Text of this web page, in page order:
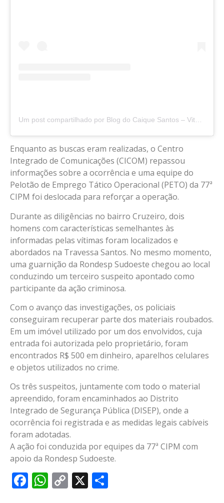
Enquanto as buscas eram realizadas, o Centro
Integrado de Comunicações (CICOM) repassou
informações sobre a ocorrência e uma equipe do
Pelotão de Emprego Tático Operacional (PETO) da 77ª
CIPM foi deslocada para reforçar a operação.
Durante as diligências no bairro Cruzeiro, dois
homens com características semelhantes às
informadas pelas vítimas foram localizados e
abordados na Travessa Santos. No mesmo momento,
uma guarnição da Rondesp Sudoeste chegou ao local
conduzindo um terceiro suspeito apontado como
participante da ação criminosa.
Com o avanço das investigações, os policiais
conseguiram recuperar parte dos materiais roubados.
Em um imóvel utilizado por um dos envolvidos, cuja
entrada foi autorizada pelo proprietário, foram
encontrados R$ 500 em dinheiro, aparelhos celulares
e objetos utilizados no crime.
Os três suspeitos, juntamente com todo o material
apreendido, foram encaminhados ao Distrito
Integrado de Segurança Pública (DISEP), onde a
ocorrência foi registrada e as medidas legais cabíveis
foram adotadas.
A ação foi conduzida por equipes da 77ª CIPM com
apoio da Rondesp Sudoeste.
Facebook
WhatsApp
Copy
X